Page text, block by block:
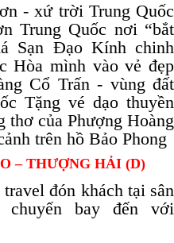
- xứ trời Trung Quốc
Trung Quốc nơi “bắt
Sạn Đạo Kính chinh
Hòa mình vào vẻ đẹp
Cổ Trấn - vùng đất
Tặng vé dạo thuyền
thơ của Phượng Hoàng
trên hồ Bảo Phong
– THƯỢNG HẢI (D)
đón khách tại sân
chuyến bay đến với